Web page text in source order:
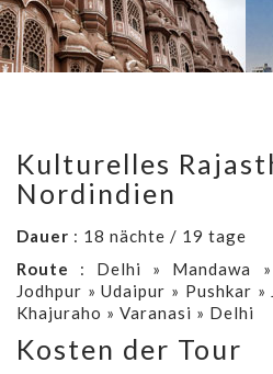
Kulturelles
Nordindien
Dauer : 18 nächte / 19 tage
Route
: Delhi » Mandawa
Jodhpur » Udaipur » Pushkar
Khajuraho » Varanasi » Delhi
Kosten der Tour